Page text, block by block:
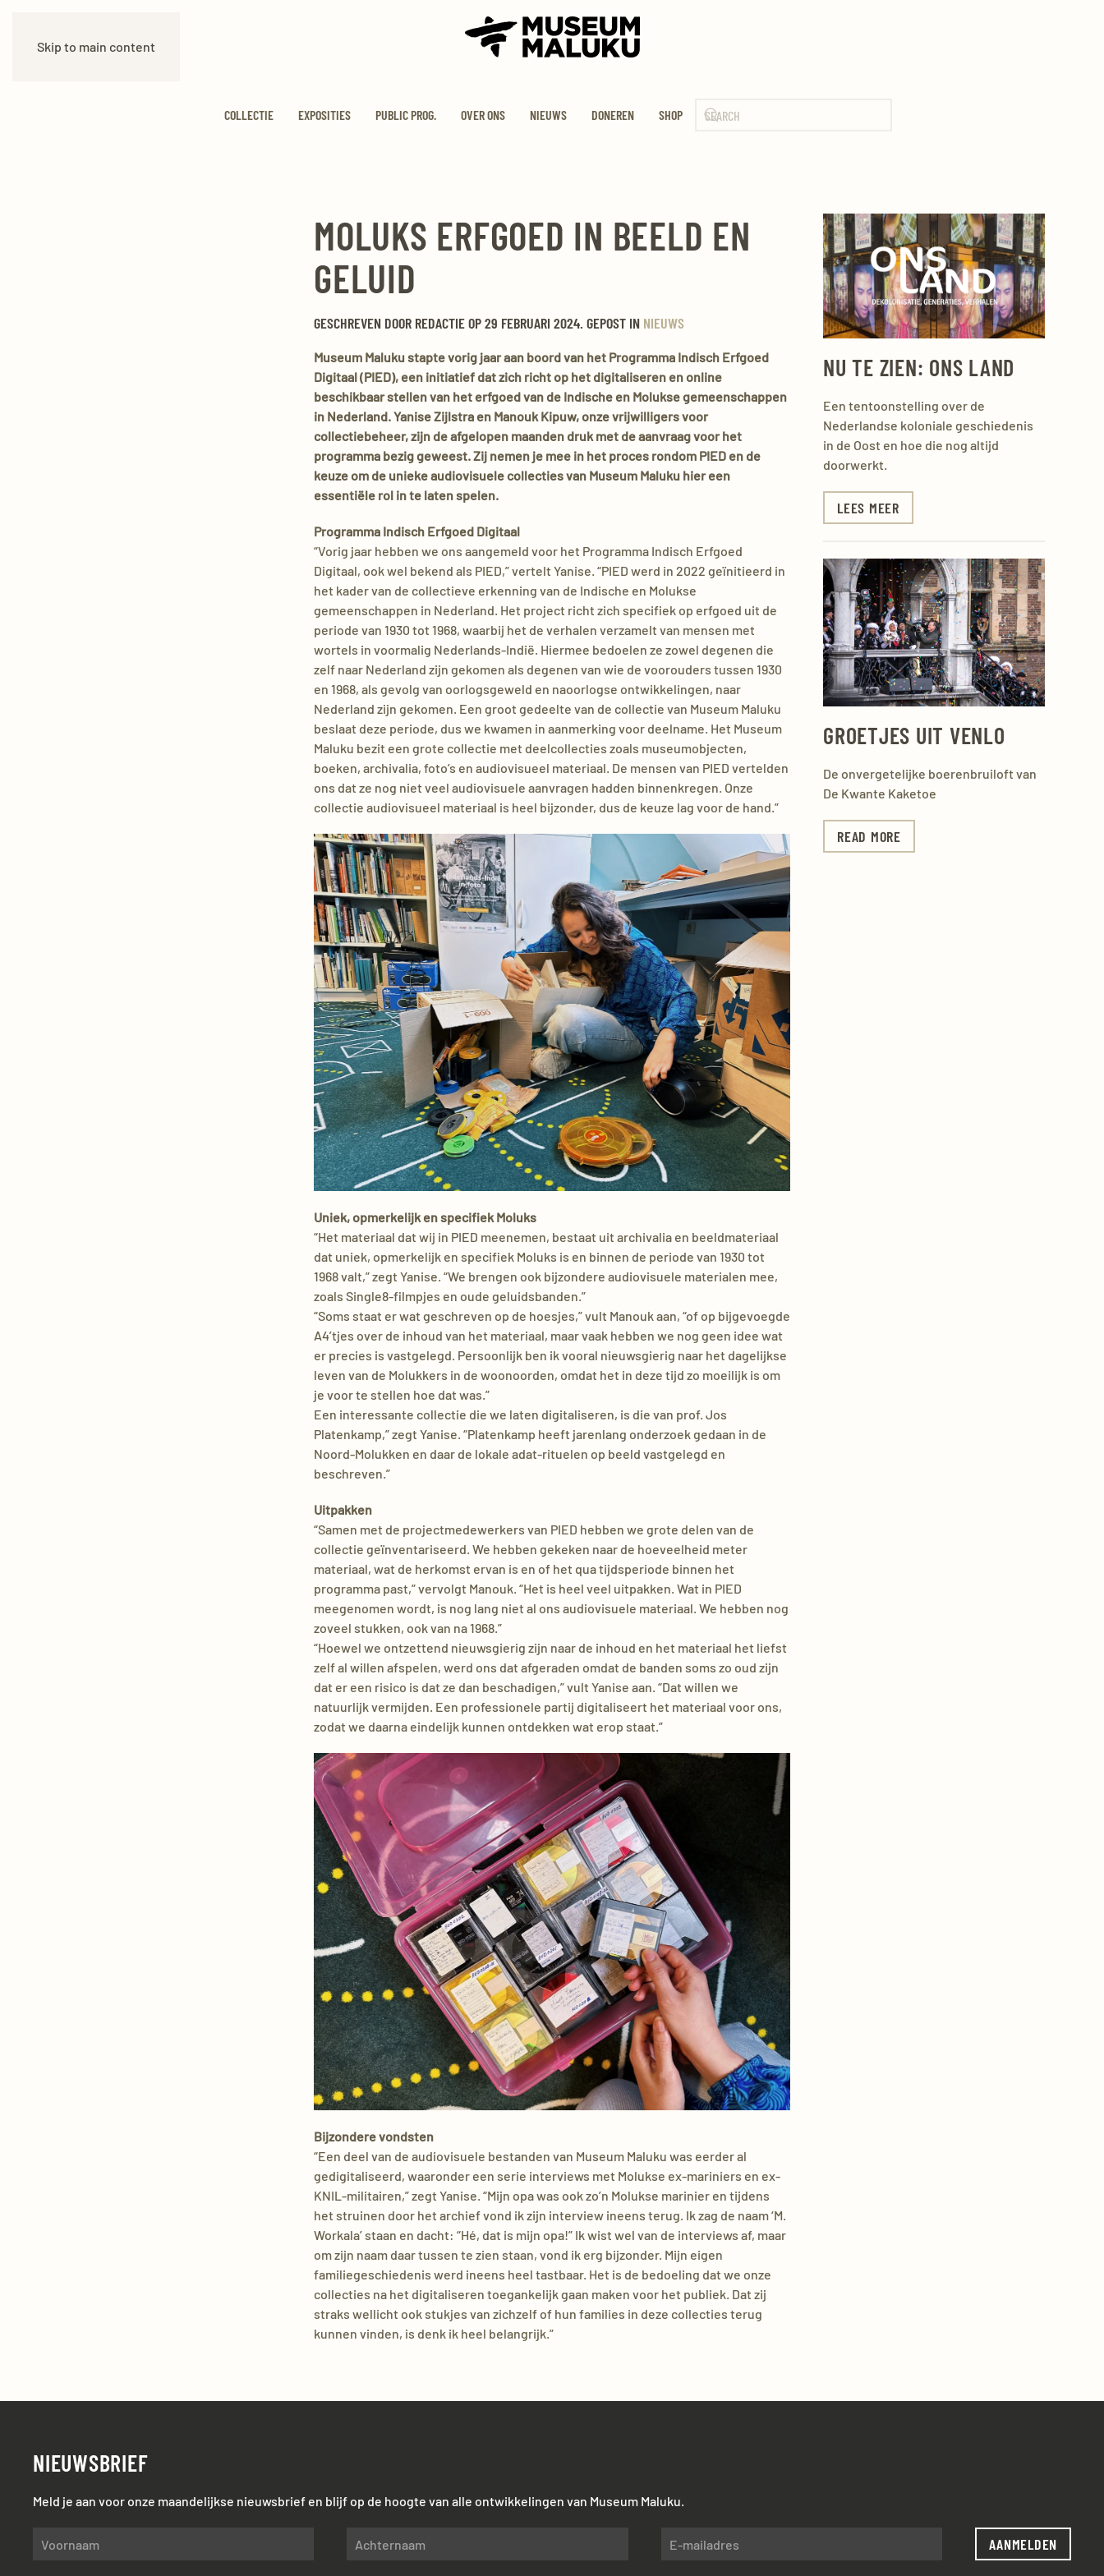
Skip to main content
COLLECTIE EXPOSITIES PUBLIC PROG. OVER ONS NIEUWS DONEREN SHOP
MOLUKS ERFGOED IN BEELD EN
GELUID
GESCHREVEN DOOR REDACTIE OP29 FEBRUARI 2024. GEPOST IN NIEUWS
Museum Maluku stapte vorig jaar aan boord van het Programma Indisch Erfgoed
Digitaal (PIED), een initiatief dat zich richt op het digitaliseren en online
beschikbaar stellen van het erfgoed van de Indische en Molukse gemeenschappen
in Nederland. Yanise Zijlstra en Manouk Kipuw, onze vrijwilligers voor
collectiebeheer, zijn de afgelopen maanden druk met de aanvraag voor het
programma bezig geweest. Zij nemen je mee in het proces rondom PIED en de
keuze om de unieke audiovisuele collecties van Museum Maluku hier een
essentiële rol in te laten spelen.
Programma Indisch Erfgoed Digitaal
“Vorig jaar hebben we ons aangemeld voor het Programma Indisch Erfgoed
Digitaal, ook wel bekend als PIED,” vertelt Yanise. “PIED werd in 2022 geïnitieerd in
het kader van de collectieve erkenning van de Indische en Molukse
gemeenschappen in Nederland. Het project richt zich specifiek op erfgoed uit de
periode van 1930 tot 1968, waarbij het de verhalen verzamelt van mensen met
wortels in voormalig Nederlands-Indië. Hiermee bedoelen ze zowel degenen die
zelf naar Nederland zijn gekomen als degenen van wie de voorouders tussen 1930
en 1968, als gevolg van oorlogsgeweld en naoorlogse ontwikkelingen, naar
Nederland zijn gekomen. Een groot gedeelte van de collectie van Museum Maluku
beslaat deze periode, dus we kwamen in aanmerking voor deelname. Het Museum
Maluku bezit een grote collectie met deelcollecties zoals museumobjecten,
boeken, archivalia, foto’s en audiovisueel materiaal. De mensen van PIED vertelden
ons dat ze nog niet veel audiovisuele aanvragen hadden binnenkregen. Onze
collectie audiovisueel materiaal is heel bijzonder, dus de keuze lag voor de hand.”
Uniek, opmerkelijk en specifiek Moluks
“Het materiaal dat wij in PIED meenemen, bestaat uit archivalia en beeldmateriaal
dat uniek, opmerkelijk en specifiek Moluks is en binnen de periode van 1930 tot
1968 valt,” zegt Yanise. “We brengen ook bijzondere audiovisuele materialen mee,
zoals Single8-filmpjes en oude geluidsbanden.”
“Soms staat er wat geschreven op de hoesjes,” vult Manouk aan, “of op bijgevoegde
A4’tjes over de inhoud van het materiaal, maar vaak hebben we nog geen idee wat
er precies is vastgelegd. Persoonlijk ben ik vooral nieuwsgierig naar het dagelijkse
leven van de Molukkers in de woonoorden, omdat het in deze tijd zo moeilijk is om
je voor te stellen hoe dat was.”
Een interessante collectie die we laten digitaliseren, is die van prof. Jos
Platenkamp,” zegt Yanise. “Platenkamp heeft jarenlang onderzoek gedaan in de
Noord-Molukken en daar de lokale adat-rituelen op beeld vastgelegd en
beschreven.”
Uitpakken
“Samen met de projectmedewerkers van PIED hebben we grote delen van de
collectie geïnventariseerd. We hebben gekeken naar de hoeveelheid meter
materiaal, wat de herkomst ervan is en of het qua tijdsperiode binnen het
programma past,” vervolgt Manouk. “Het is heel veel uitpakken. Wat in PIED
meegenomen wordt, is nog lang niet al ons audiovisuele materiaal. We hebben nog
zoveel stukken, ook van na 1968.”
“Hoewel we ontzettend nieuwsgierig zijn naar de inhoud en het materiaal het liefst
zelf al willen afspelen, werd ons dat afgeraden omdat de banden soms zo oud zijn
dat er een risico is dat ze dan beschadigen,” vult Yanise aan. “Dat willen we
natuurlijk vermijden. Een professionele partij digitaliseert het materiaal voor ons,
zodat we daarna eindelijk kunnen ontdekken wat erop staat.”
Bijzondere vondsten
“Een deel van de audiovisuele bestanden van Museum Maluku was eerder al
gedigitaliseerd, waaronder een serie interviews met Molukse ex-mariniers en ex-
KNIL-militairen,” zegt Yanise. “Mijn opa was ook zo’n Molukse marinier en tijdens
het struinen door het archief vond ik zijn interview ineens terug. Ik zag de naam ‘M.
Workala’ staan en dacht: “Hé, dat is mijn opa!” Ik wist wel van de interviews af, maar
om zijn naam daar tussen te zien staan, vond ik erg bijzonder. Mijn eigen
familiegeschiedenis werd ineens heel tastbaar. Het is de bedoeling dat we onze
collecties na het digitaliseren toegankelijk gaan maken voor het publiek. Dat zij
straks wellicht ook stukjes van zichzelf of hun families in deze collecties terug
kunnen vinden, is denk ik heel belangrijk.”
NU TE ZIEN: ONS LAND
Een tentoonstelling over de
Nederlandse koloniale geschiedenis
in de Oost en hoe die nog altijd
doorwerkt.
LEES MEER
GROETJES UIT VENLO
De onvergetelijke boerenbruiloft van
De Kwante Kaketoe
READ MORE
NIEUWSBRIEF
Meld je aan voor onze maandelijkse nieuwsbrief en blijf op de hoogte van alle ontwikkelingen van Museum Maluku.
AANMELDEN